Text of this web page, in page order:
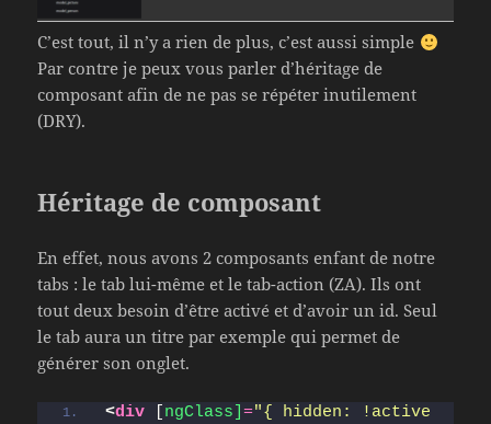
C’est tout, il n’y a rien de plus, c’est aussi simple
Par contre je peux vous parler d’héritage de
composant afin de ne pas se répéter inutilement
(DRY).
Héritage de composant
En effet, nous avons 2 composants enfant de notre
tabs : le tab lui-même et le tab-action (ZA). Ils ont
tout deux besoin d’être activé et d’avoir un id. Seul
le tab aura un titre par exemple qui permet de
générer son onglet.
<div ngClass]="{ hidden: !active